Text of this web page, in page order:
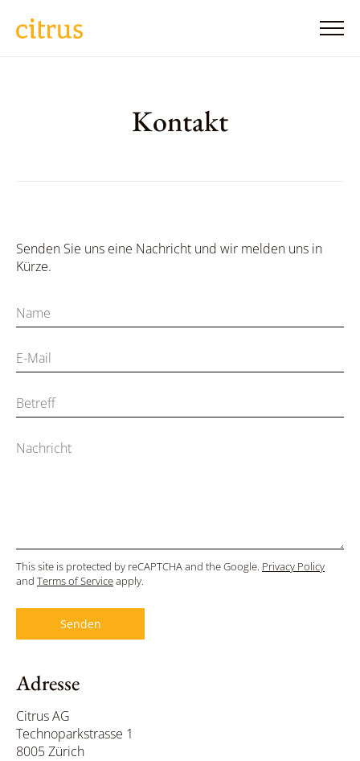
Kontakt
Senden Sie uns eine Nachricht und wir melden uns in
Kürze.
This site is protected by reCAPTCHA and the Google. Privacy Policy
and Terms of Serviceapply.
Adresse
Citrus AG
Technoparkstrasse 1
8005 Zürich